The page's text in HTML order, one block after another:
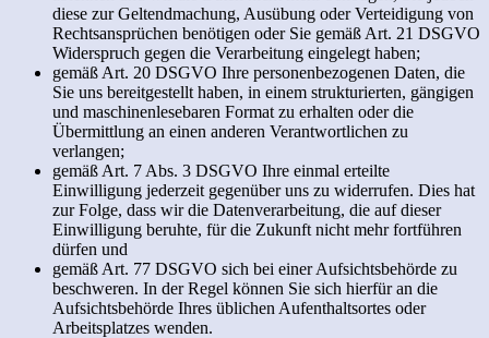
diese zur Geltendmachung, Ausübung oder Verteidigung von
Rechtsansprüchen benötigen oder Sie gemäß Art. 21 DSGVO
Widerspruch gegen die Verarbeitung eingelegt haben;
gemäß Art. 20 DSGVO Ihre personenbezogenen Daten, die
Sie uns bereitgestellt haben, in einem strukturierten, gängigen
und maschinenlesebaren Format zu erhalten oder die
Übermittlung an einen anderen Verantwortlichen zu
verlangen;
gemäß Art. 7 Abs. 3 DSGVO Ihre einmal erteilte
Einwilligung jederzeit gegenüber uns zu widerrufen. Dies hat
zur Folge, dass wir die Datenverarbeitung, die auf dieser
Einwilligung beruhte, für die Zukunft nicht mehr fortführen
dürfen und
gemäß Art. 77 DSGVO sich bei einer Aufsichtsbehörde zu
beschweren. In der Regel können Sie sich hierfür an die
Aufsichtsbehörde Ihres üblichen Aufenthaltsortes oder
Arbeitsplatzes wenden.